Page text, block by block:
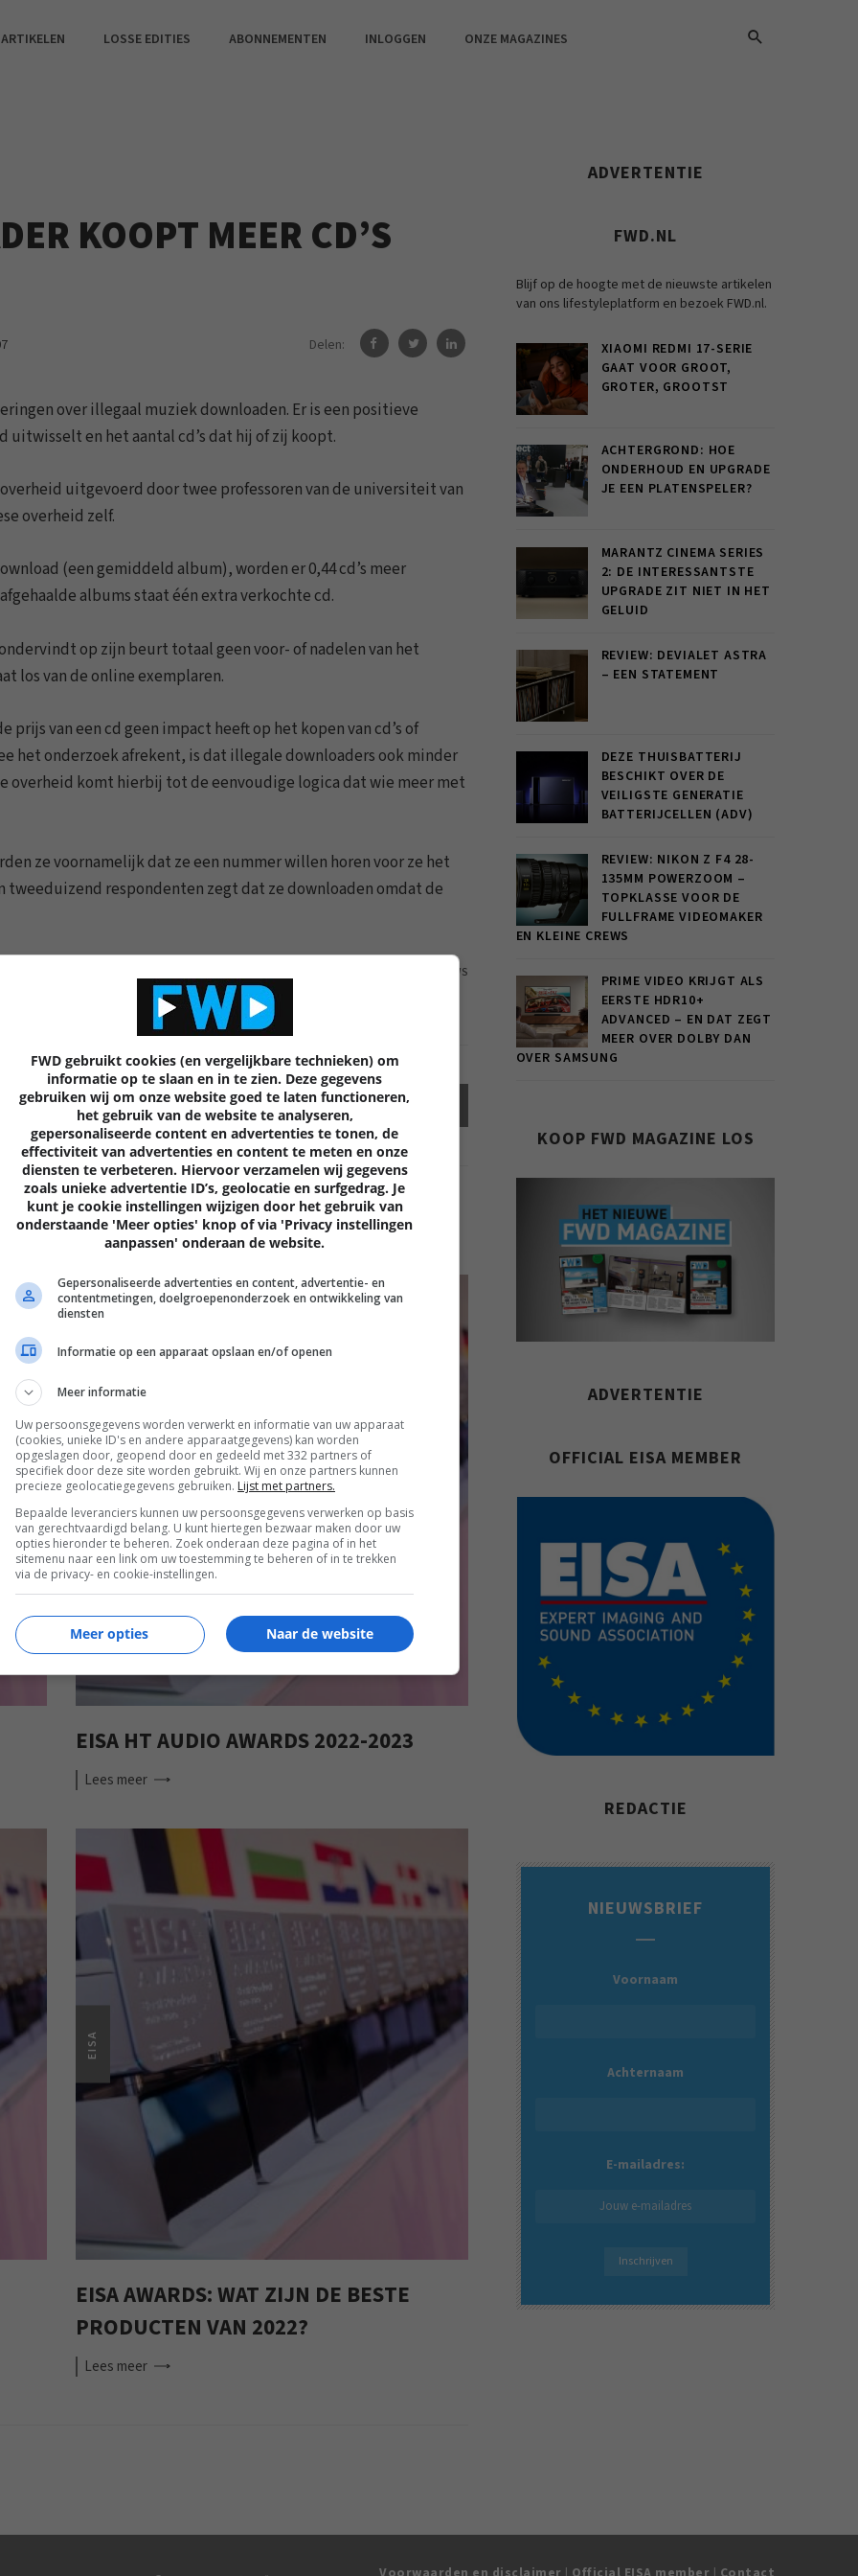
LOSSE EDITIES ABONNEMENTEN INLOGGEN ONZE MAGAZINES
KOOPT MEER CD’S
Delen:
over illegaal muziek downloaden. Er is een positieve
en het aantal cd’s dat hij of zij koopt.
uitgevoerd door twee professoren van de universiteit van
overheid zelf.
(een gemiddeld album), worden er 0,44 cd’s meer
albums staat één extra verkochte cd.
op zijn beurt totaal geen voor- of nadelen van het
los van de online exemplaren.
van een cd geen impact heeft op het kopen van cd’s of
het onderzoek afrekent, is dat illegale downloaders ook minder
overheid komt hierbij tot de eenvoudige logica dat wie meer met
ze voornamelijk dat ze een nummer willen horen voor ze het
tweeduizend respondenten zegt dat ze downloaden omdat de
953 VIEWS
Volgendeartikel
EISA
EISA HT AUDIO AWARDS 2022-2023
Lees meer
EISA
EISA AWARDS: WAT ZIJN DE BESTE
PRODUCTEN VAN 2022?
Lees meer
ADVERTENTIE
FWD.NL
Blijf op de hoogte met de nieuwste artikelen
van ons lifestyleplatform en bezoek FWD.nl.
XIAOMI REDMI 17-SERIE
GAAT VOOR GROOT,
GROTER, GROOTST
ACHTERGROND: HOE
ONDERHOUD EN UPGRADE
JE EEN PLATENSPELER?
MARANTZ CINEMA SERIES
2: DE INTERESSANTSTE
UPGRADE ZIT NIET IN HET
GELUID
REVIEW: DEVIALET ASTRA
– EEN STATEMENT
DEZE THUISBATTERIJ
BESCHIKT OVER DE
VEILIGSTE GENERATIE
BATTERIJCELLEN (ADV)
REVIEW: NIKON Z F4 28-
135MM POWERZOOM –
TOPKLASSE VOOR DE
FULLFRAME VIDEOMAKER
EN KLEINE CREWS
PRIME VIDEO KRIJGT ALS
EERSTE HDR10+
ADVANCED – EN DAT ZEGT
MEER OVER DOLBY DAN
OVER SAMSUNG
KOOP FWD MAGAZINE LOS
ADVERTENTIE
OFFICIAL EISA MEMBER
REDACTIE
NIEUWSBRIEF
Voornaam
Achternaam
E-mailadres:
FWD gebruikt cookies (en vergelijkbare technieken) om
informatie op te slaan en in te zien. Deze gegevens
gebruiken wij om onze website goed te laten functioneren,
het gebruik van de website te analyseren,
gepersonaliseerde content en advertenties te tonen, de
effectiviteit van advertenties en content te meten en onze
diensten te verbeteren. Hiervoor verzamelen wij gegevens
zoals unieke advertentie ID’s, geolocatie en surfgedrag. Je
kunt je cookie instellingen wijzigen door het gebruik van
onderstaande 'Meer opties' knop of via 'Privacy instellingen
aanpassen' onderaan de website.
Gepersonaliseerde advertenties en content, advertentie- en
contentmetingen, doelgroepenonderzoek en ontwikkeling van
diensten
Informatie op een apparaat opslaan en/of openen
Meer informatie
Uw persoonsgegevens worden verwerkt en informatie van uw apparaat
(cookies, unieke ID's en andere apparaatgegevens) kan worden
opgeslagen door, geopend door en gedeeld met 332 partners of
specifiek door deze site worden gebruikt. Wij en onze partners kunnen
precieze geolocatiegegevens gebruiken. Lijst met partners.
Bepaalde leveranciers kunnen uw persoonsgegevens verwerken op basis
van gerechtvaardigd belang. U kunt hiertegen bezwaar maken door uw
opties hieronder te beheren. Zoek onderaan deze pagina of in het
sitemenu naar een link om uw toestemming te beheren of in te trekken
via de privacy- en cookie-instellingen.
Naar de website
Meer opties